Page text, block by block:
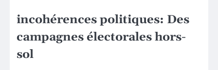
incohérences politiques: Des
campagnes électorales hors-
sol